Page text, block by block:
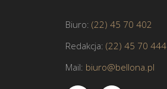
Biuro: (22) 45 70 402
Redakcja: (22) 45 70 444
Mail: biuro@bellona.pl